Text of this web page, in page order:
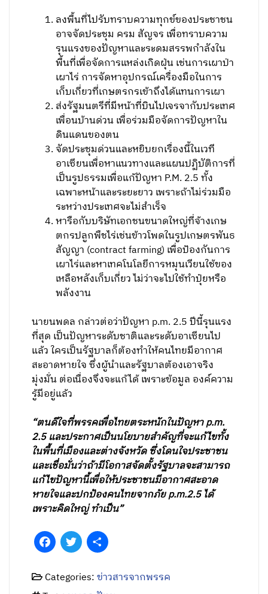
ลงพื้นที่ไปรับทราบความทุกข์ของประชาชน
อาจจัดประชุม ครม สัญจร เพื่อทราบความ
รุนแรงของปัญหาและระดมสรรพกำลังใน
พื้นที่เพื่อจัดการแหล่งเกิดฝุ่น เช่นการเผาป่า
เผาไร่ การจัดหาอุปกรณ์เครื่องมือในการ
เก็บเกี่ยวที่เกษตรกรเข้าถึงได้แทนการเผา
ส่งรัฐมนตรีที่มีหน้าที่บินไปเจรจากับประเทศ
เพื่อนบ้านด่วน เพื่อร่วมมือจัดการปัญหาใน
ดินแดนของตน
จัดประชุมด่วนและหยิบยกเรื่องนี้ในเวที
อาเซียนเพื่อหาแนวทางและแผนปฏิบัติการที่
เป็นรูปธรรมเพื่อแก้ปัญหา P.M. 2.5 ทั้ง
เฉพาะหน้าและระยะยาว เพราะถ้าไม่ร่วมมือ
ระหว่างประเทศจะไม่สำเร็จ
หารือกับบริษัทเอกชนขนาดใหญ่ที่จ้างเกษ
ตกรปลูกพืชไร่เช่นข้าวโพดในรูปเกษตรพันธ
สัญญา (contract farming) เพื่อป้องกันการ
เผาไร่และหาเทคโนโลยีการหมุนเวียนใช้ของ
เหลือหลังเก็บเกี่ยว ไม่ว่าจะไปใช้ทำปุ๋ยหรือ
พลังงาน
นายนพดล กล่าวต่อว่าปัญหา p.m. 2.5 ปีนี้รุนแรง
ที่สุด เป็นปัญหาระดับชาติและระดับอาเซียนไป
แล้ว ใครเป็นรัฐบาลก็ต้องทำให้คนไทยมีอากาศ
สะอาดหายใจ ซึ่งผู้นำและรัฐบาลต้องเอาจริง
มุ่งมั่น ต่อเนื่องจึงจะแก้ได้ เพราะข้อมูล องค์ความ
รู้มีอยู่แล้ว
“ตนดีใจที่พรรคเพื่อไทยตระหนักในปัญหา p.m.
2.5 และประกาศเป็นนโยบายสำคัญที่จะแก้ไขทั้ง
ในพื้นที่เมืองและต่างจังหวัด ซึ่งโดนใจประชาชน
และเชื่อมั่นว่าถ้ามีโอกาสจัดตั้งรัฐบาลจะสามารถ
แก้ไขปัญหานี้เพื่อให้ประชาชนมีอากาศสะอาด
หายใจและปกป้องคนไทยจากภัย p.m.2.5 ได้
เพราะคิดใหญ่ ทำเป็น”
FacebookTwitter
Categories:ข่าวสารจากพรรค